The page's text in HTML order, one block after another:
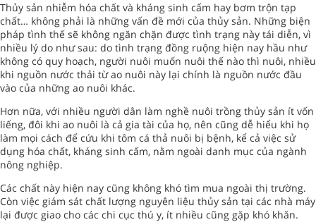
Thủy sản nhiễm hóa chất và kháng sinh cấm hay bơm trộn tạp
chất… không phải là những vấn đề mới của thủy sản. Những biện
pháp tình thế sẽ không ngăn chặn được tình trạng này tái diễn, vì
nhiều lý do như sau: do tình trạng đồng ruộng hiện nay hầu như
không có quy hoạch, người nuôi muốn nuôi thế nào thì nuôi, nhiều
khi nguồn nước thải từ ao nuôi này lại chính là nguồn nước đầu
vào của những ao nuôi khác.
Hơn nữa, với nhiều người dân làm nghề nuôi trồng thủy sản ít vốn
liếng, đôi khi ao nuôi là cả gia tài của họ, nên cũng dễ hiểu khi họ
làm mọi cách để cứu khi tôm cá thả nuôi bị bệnh, kể cả việc sử
dụng hóa chất, kháng sinh cấm, nằm ngoài danh mục của ngành
nông nghiệp.
Các chất này hiện nay cũng không khó tìm mua ngoài thị trường.
Còn việc giám sát chất lượng nguyên liệu thủy sản tại các nhà máy
lại được giao cho các chi cục thú y, ít nhiều cũng gặp khó khăn.